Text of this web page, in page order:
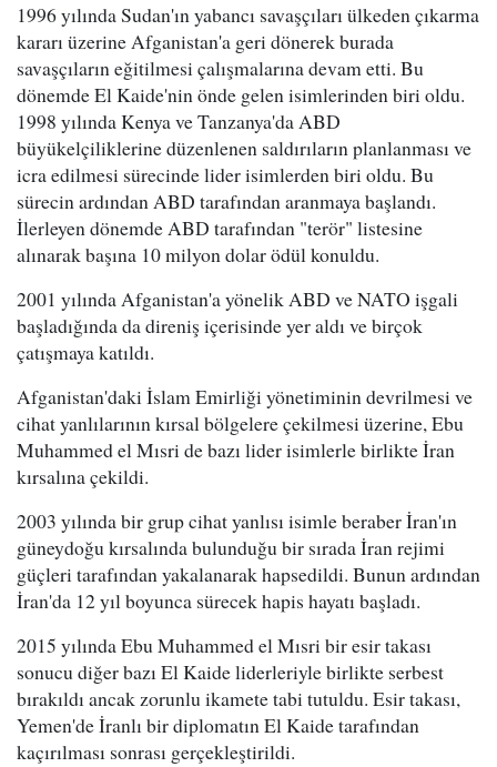
1996 yılında Sudan'ın yabancı savaşçıları ülkeden çıkarma
kararı üzerine Afganistan'a geri dönerek burada
savaşçıların eğitilmesi çalışmalarına devam etti. Bu
dönemde El Kaide'nin önde gelen isimlerinden biri oldu.
1998 yılında Kenya ve Tanzanya'da ABD
büyükelçiliklerine düzenlenen saldırıların planlanması ve
icra edilmesi sürecinde lider isimlerden biri oldu. Bu
sürecin ardından ABD tarafından aranmaya başlandı.
İlerleyen dönemde ABD tarafından "terör" listesine
alınarak başına 10 milyon dolar ödül konuldu.
2001 yılında Afganistan'a yönelik ABD ve NATO işgali
başladığında da direniş içerisinde yer aldı ve birçok
çatışmaya katıldı.
Afganistan'daki İslam Emirliği yönetiminin devrilmesi ve
cihat yanlılarının kırsal bölgelere çekilmesi üzerine, Ebu
Muhammed el Mısri de bazı lider isimlerle birlikte İran
kırsalına çekildi.
2003 yılında bir grup cihat yanlısı isimle beraber İran'ın
güneydoğu kırsalında bulunduğu bir sırada İran rejimi
güçleri tarafından yakalanarak hapsedildi. Bunun ardından
İran'da 12 yıl boyunca sürecek hapis hayatı başladı.
2015 yılında Ebu Muhammed el Mısri bir esir takası
sonucu diğer bazı El Kaide liderleriyle birlikte serbest
bırakıldı ancak zorunlu ikamete tabi tutuldu. Esir takası,
Yemen'de İranlı bir diplomatın El Kaide tarafından
kaçırılması sonrası gerçekleştirildi.